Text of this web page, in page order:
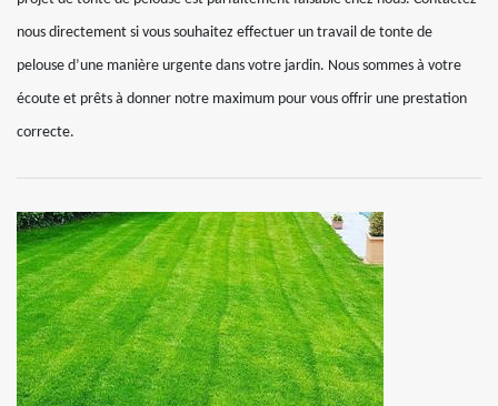
nous directement si vous souhaitez effectuer un travail de tonte de
pelouse d’une manière urgente dans votre jardin. Nous sommes à votre
écoute et prêts à donner notre maximum pour vous offrir une prestation
correcte.